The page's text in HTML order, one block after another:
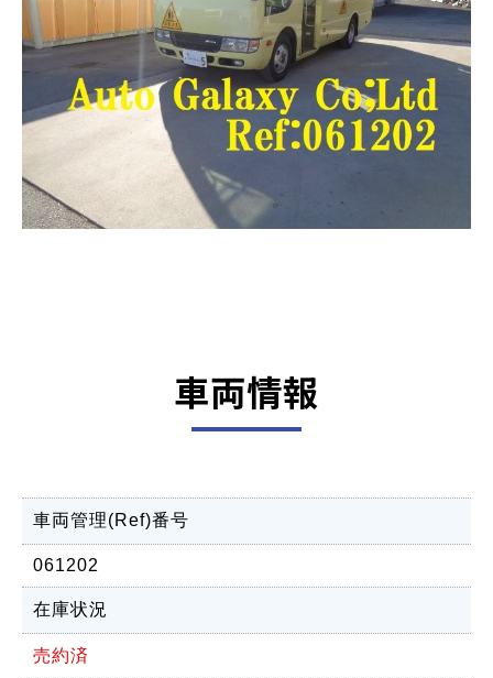
車両情報
車両管理(Ref)番号
061202
在庫状況
売約済